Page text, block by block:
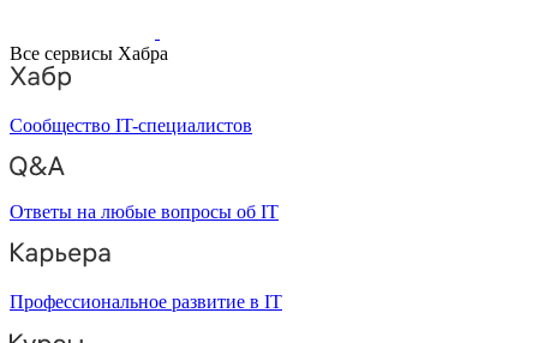
Все сервисы Хабра
Сообщество IT-специалистов
Ответы на любые вопросы об IT
Профессиональное развитие в IT